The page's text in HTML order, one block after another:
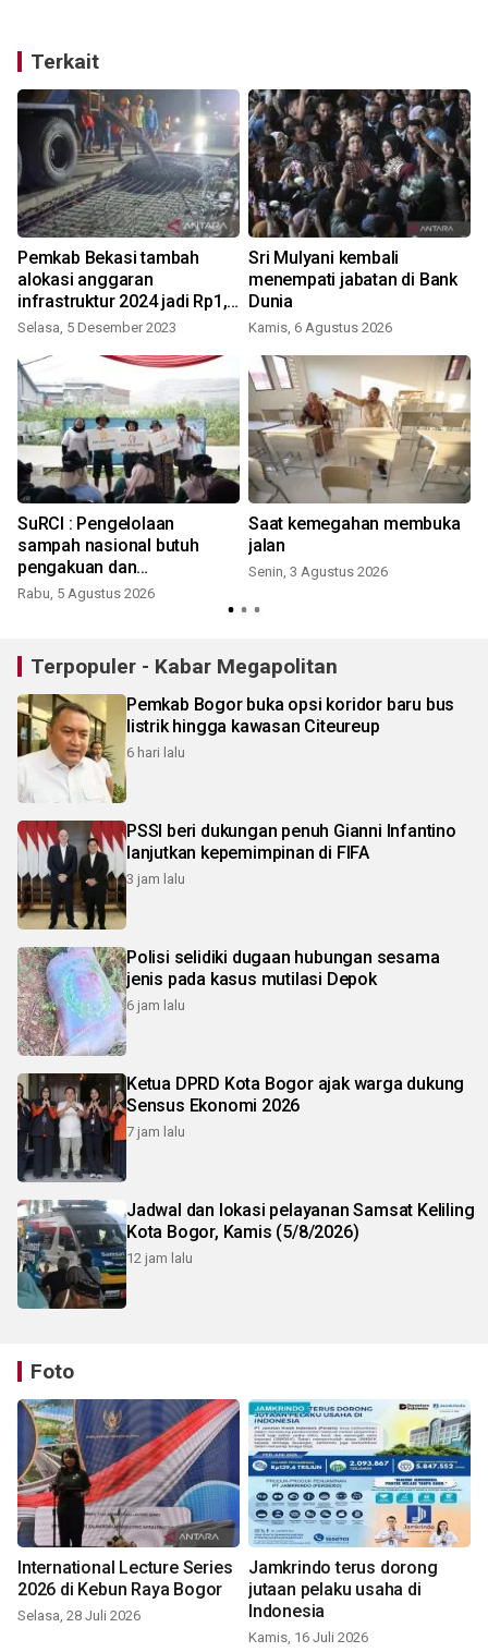
Terkait
Pemkab Bekasi tambah
alokasi anggaran
infrastruktur 2024 jadi Rp1,3
triliun
Selasa, 5 Desember 2023
Sri Mulyani kembali
menempati jabatan di Bank
Dunia
Kamis, 6 Agustus 2026
SuRCI : Pengelolaan
sampah nasional butuh
pengakuan dan
perlindungan bagi pemulung
Rabu, 5 Agustus 2026
Saat kemegahan membuka
jalan
Senin, 3 Agustus 2026
Terpopuler - Kabar Megapolitan
Pemkab Bogor buka opsi koridor baru bus
listrik hingga kawasan Citeureup
6 hari lalu
PSSI beri dukungan penuh Gianni Infantino
lanjutkan kepemimpinan di FIFA
3 jam lalu
Polisi selidiki dugaan hubungan sesama
jenis pada kasus mutilasi Depok
6 jam lalu
Ketua DPRD Kota Bogor ajak warga dukung
Sensus Ekonomi 2026
7 jam lalu
Jadwal dan lokasi pelayanan Samsat Keliling
Kota Bogor, Kamis (5/8/2026)
12 jam lalu
Foto
International Lecture Series
2026 di Kebun Raya Bogor
Selasa, 28 Juli 2026
Jamkrindo terus dorong
jutaan pelaku usaha di
Indonesia
Kamis, 16 Juli 2026